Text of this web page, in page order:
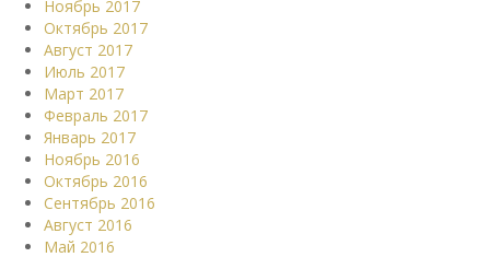
Ноябрь 2017
Октябрь 2017
Август 2017
Июль 2017
Март 2017
Февраль 2017
Январь 2017
Ноябрь 2016
Октябрь 2016
Сентябрь 2016
Август 2016
Май 2016